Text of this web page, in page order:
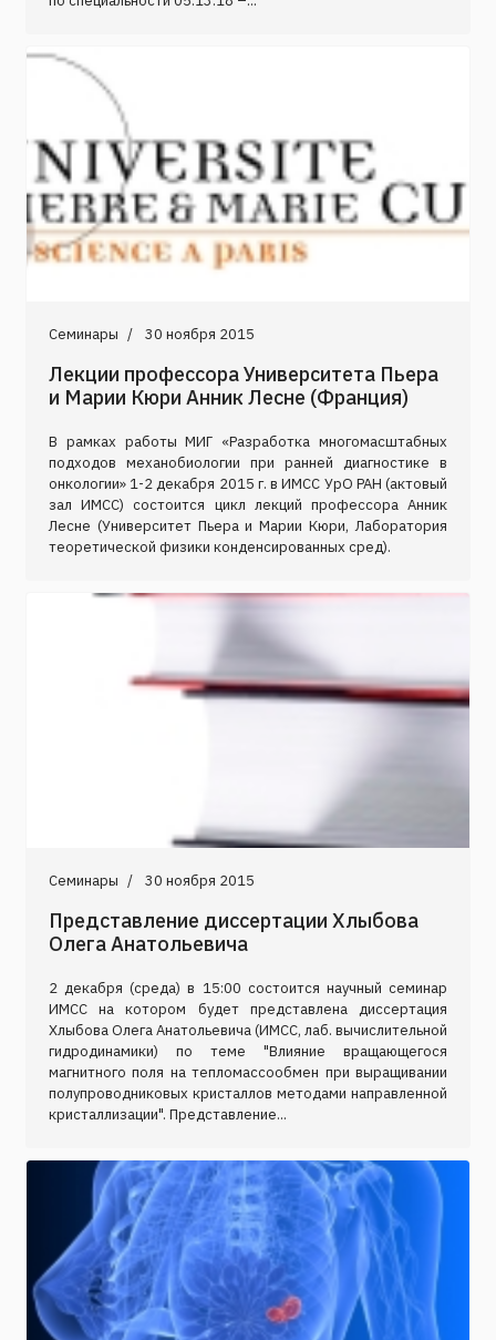
Семинары 30 ноября 2015
Лекции профессора Университета Пьера
и Марии Кюри Анник Лесне (Франция)
В рамках работы МИГ «Разработка многомасштабных
подходов механобиологии при ранней диагностике в
онкологии» 1-2 декабря 2015 г. в ИМСС УрО РАН (актовый
зал ИМСС) состоится цикл лекций профессора Анник
Лесне (Университет Пьера и Марии Кюри, Лаборатория
теоретической физики конденсированных сред).
Семинары 30 ноября 2015
Представление диссертации Хлыбова
Олега Анатольевича
2 декабря (среда) в 15:00 состоится научный семинар
ИМСС на котором будет представлена диссертация
Хлыбова Олега Анатольевича (ИМСС, лаб. вычислительной
гидродинамики) по теме "Влияние вращающегося
магнитного поля на тепломассообмен при выращивании
полупроводниковых кристаллов методами направленной
кристаллизации". Представление...